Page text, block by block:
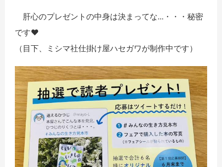
肝心のプレゼントの中身は決まってな...・・・秘密
です♥
（目下、ミシマ社仕掛け屋ハセガワが制作中です）